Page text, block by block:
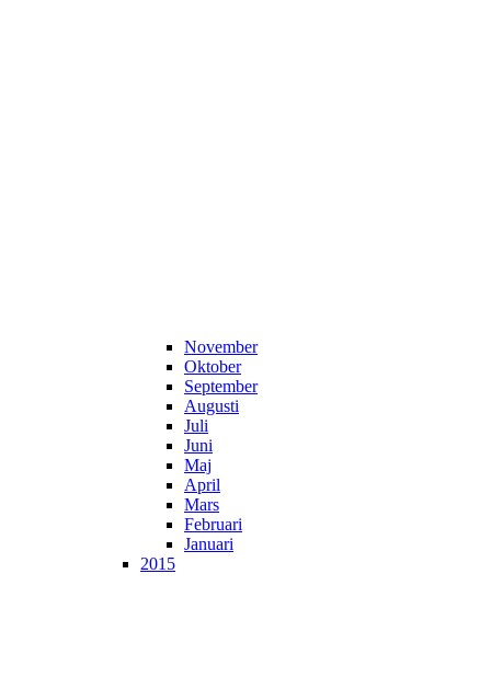
November
Oktober
September
Augusti
Juli
Juni
Maj
April
Mars
Februari
Januari
2015